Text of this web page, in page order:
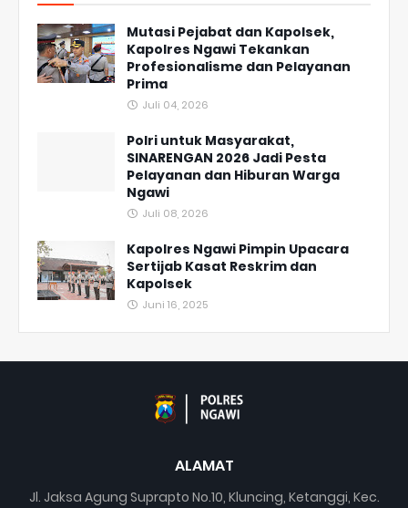
Mutasi Pejabat dan Kapolsek,
Kapolres Ngawi Tekankan
Profesionalisme dan Pelayanan
Prima
Juli 04, 2026
Polri untuk Masyarakat,
SINARENGAN 2026 Jadi Pesta
Pelayanan dan Hiburan Warga
Ngawi
Juli 08, 2026
Kapolres Ngawi Pimpin Upacara
Sertijab Kasat Reskrim dan
Kapolsek
Juni 16, 2025
ALAMAT
Jl. Jaksa Agung Suprapto No.10, Kluncing, Ketanggi, Kec.